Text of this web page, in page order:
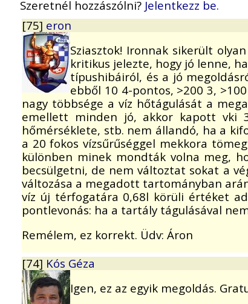
Szeretnél hozzászólni? Jelentkezz be.
[75] eron
Sziasztok! Ironnak sikerült
kritikus jelezte, hogy jó lenne,
típushibáiról, és a jó
ebből 10 4-pontos, >200 3,
nagy többsége a víz hőtágulását a
emellett minden jó, akkor kapott vki
hőmérséklete, stb. nem állandó, ha a
a 20 fokos vízsűrűséggel mekkora
különben minek mondták volna meg,
becsülgetni, de nem változtat sokat a
változása a megadott tartományban
víz új térfogatára 0,68l körüli értéket
pontlevonás: ha a tartály tágulásával
Remélem, ez korrekt. Üdv: Áron
[74] Kós Géza
Igen, ez az egyik megoldás.